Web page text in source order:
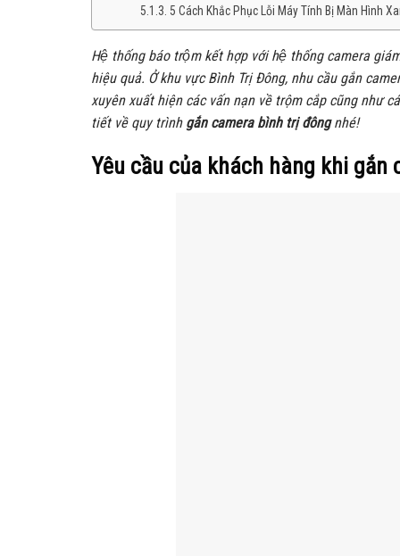
5 Cách Khắc Phục Lỗi Máy Tính Bị Màn Hình
Hệ thống báo trộm kết hợp với hệ thống camera
hiệu quả. Ở khu vực Bình Trị Đông, nhu cầu gắn
xuyên xuất hiện các vấn nạn về trộm cắp cũng như
tiết về quy trình gắn camera bình trị đôngnhé!
Yêu cầu của khách hàng khi gắn